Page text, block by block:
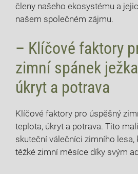
členy našeho ekosystému a
našem společném zájmu.
– Klíčové faktory
zimní spánek
úkryt a potrava
Klíčové faktory pro úspěšný
teplota, úkryt a potrava. Tito
skuteční válečníci zimního lesa,
těžké zimní měsíce díky svým